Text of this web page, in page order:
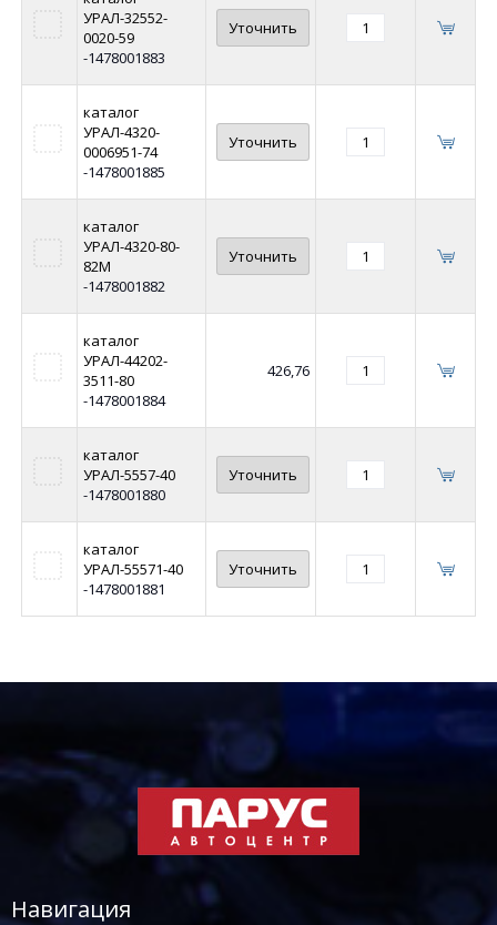
УРАЛ-32552-
0020-59
-1478001883
Уточнить
каталог
УРАЛ-4320-
0006951-74
-1478001885
Уточнить
каталог
УРАЛ-4320-80-
82М
-1478001882
Уточнить
каталог
УРАЛ-44202-
3511-80
-1478001884
426,76
каталог
УРАЛ-5557-40
-1478001880
Уточнить
каталог
УРАЛ-55571-40
-1478001881
Уточнить
Навигация